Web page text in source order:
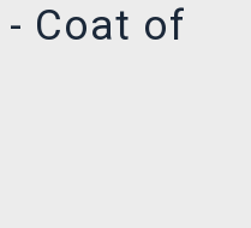
- Coat of